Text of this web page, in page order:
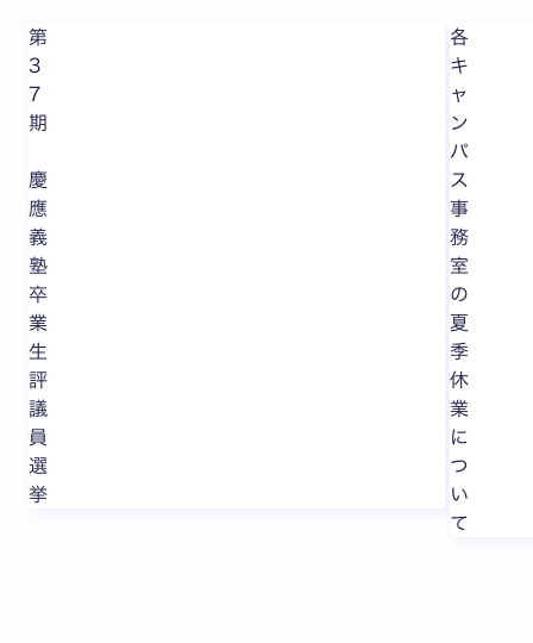
第
3
7
期
慶
應
義
塾
卒
業
生
評
議
員
選
挙
各
キ
ャ
ン
パ
ス
事
務
室
の
夏
季
休
業
に
つ
い
て